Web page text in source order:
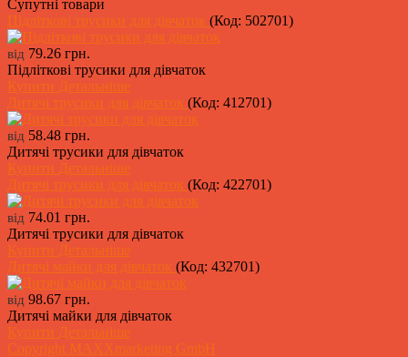
Супутні товари
Підліткові трусики для дівчаток (Код: 502701)
від 79.26 грн.
Підліткові трусики для дівчаток
Купити Детальніше
Дитячі трусики для дівчаток (Код: 412701)
від 58.48 грн.
Дитячі трусики для дівчаток
Купити Детальніше
Дитячі трусики для дівчаток (Код: 422701)
від 74.01 грн.
Дитячі трусики для дівчаток
Купити Детальніше
Дитячі майки для дівчаток (Код: 432701)
від 98.67 грн.
Дитячі майки для дівчаток
Купити Детальніше
Copyright MAXXmarketing GmbH